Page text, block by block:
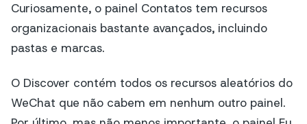
Curiosamente, o painel Contatos tem recursos
organizacionais bastante avançados, incluindo
pastas e marcas.
O Discover contém todos os recursos aleatórios do
WeChat que não cabem em nenhum outro painel.